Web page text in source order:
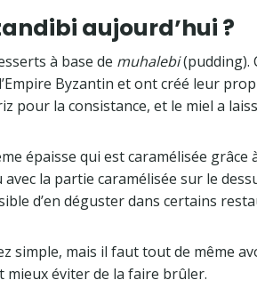
aujourd’hui ?
à base de muhalebi(pudding).
Byzantin et ont créé leur
pour la consistance, et le miel a
épaisse qui est caramélisée grâce
la partie caramélisée sur le
d’en déguster dans certains
simple, mais il faut tout de même
mieux éviter de la faire brûler.